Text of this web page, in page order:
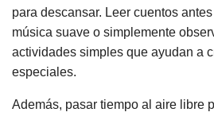
para descansar. Leer cuentos
música suave o simplemente
actividades simples que ayudan a
especiales.
Además, pasar tiempo al aire libre